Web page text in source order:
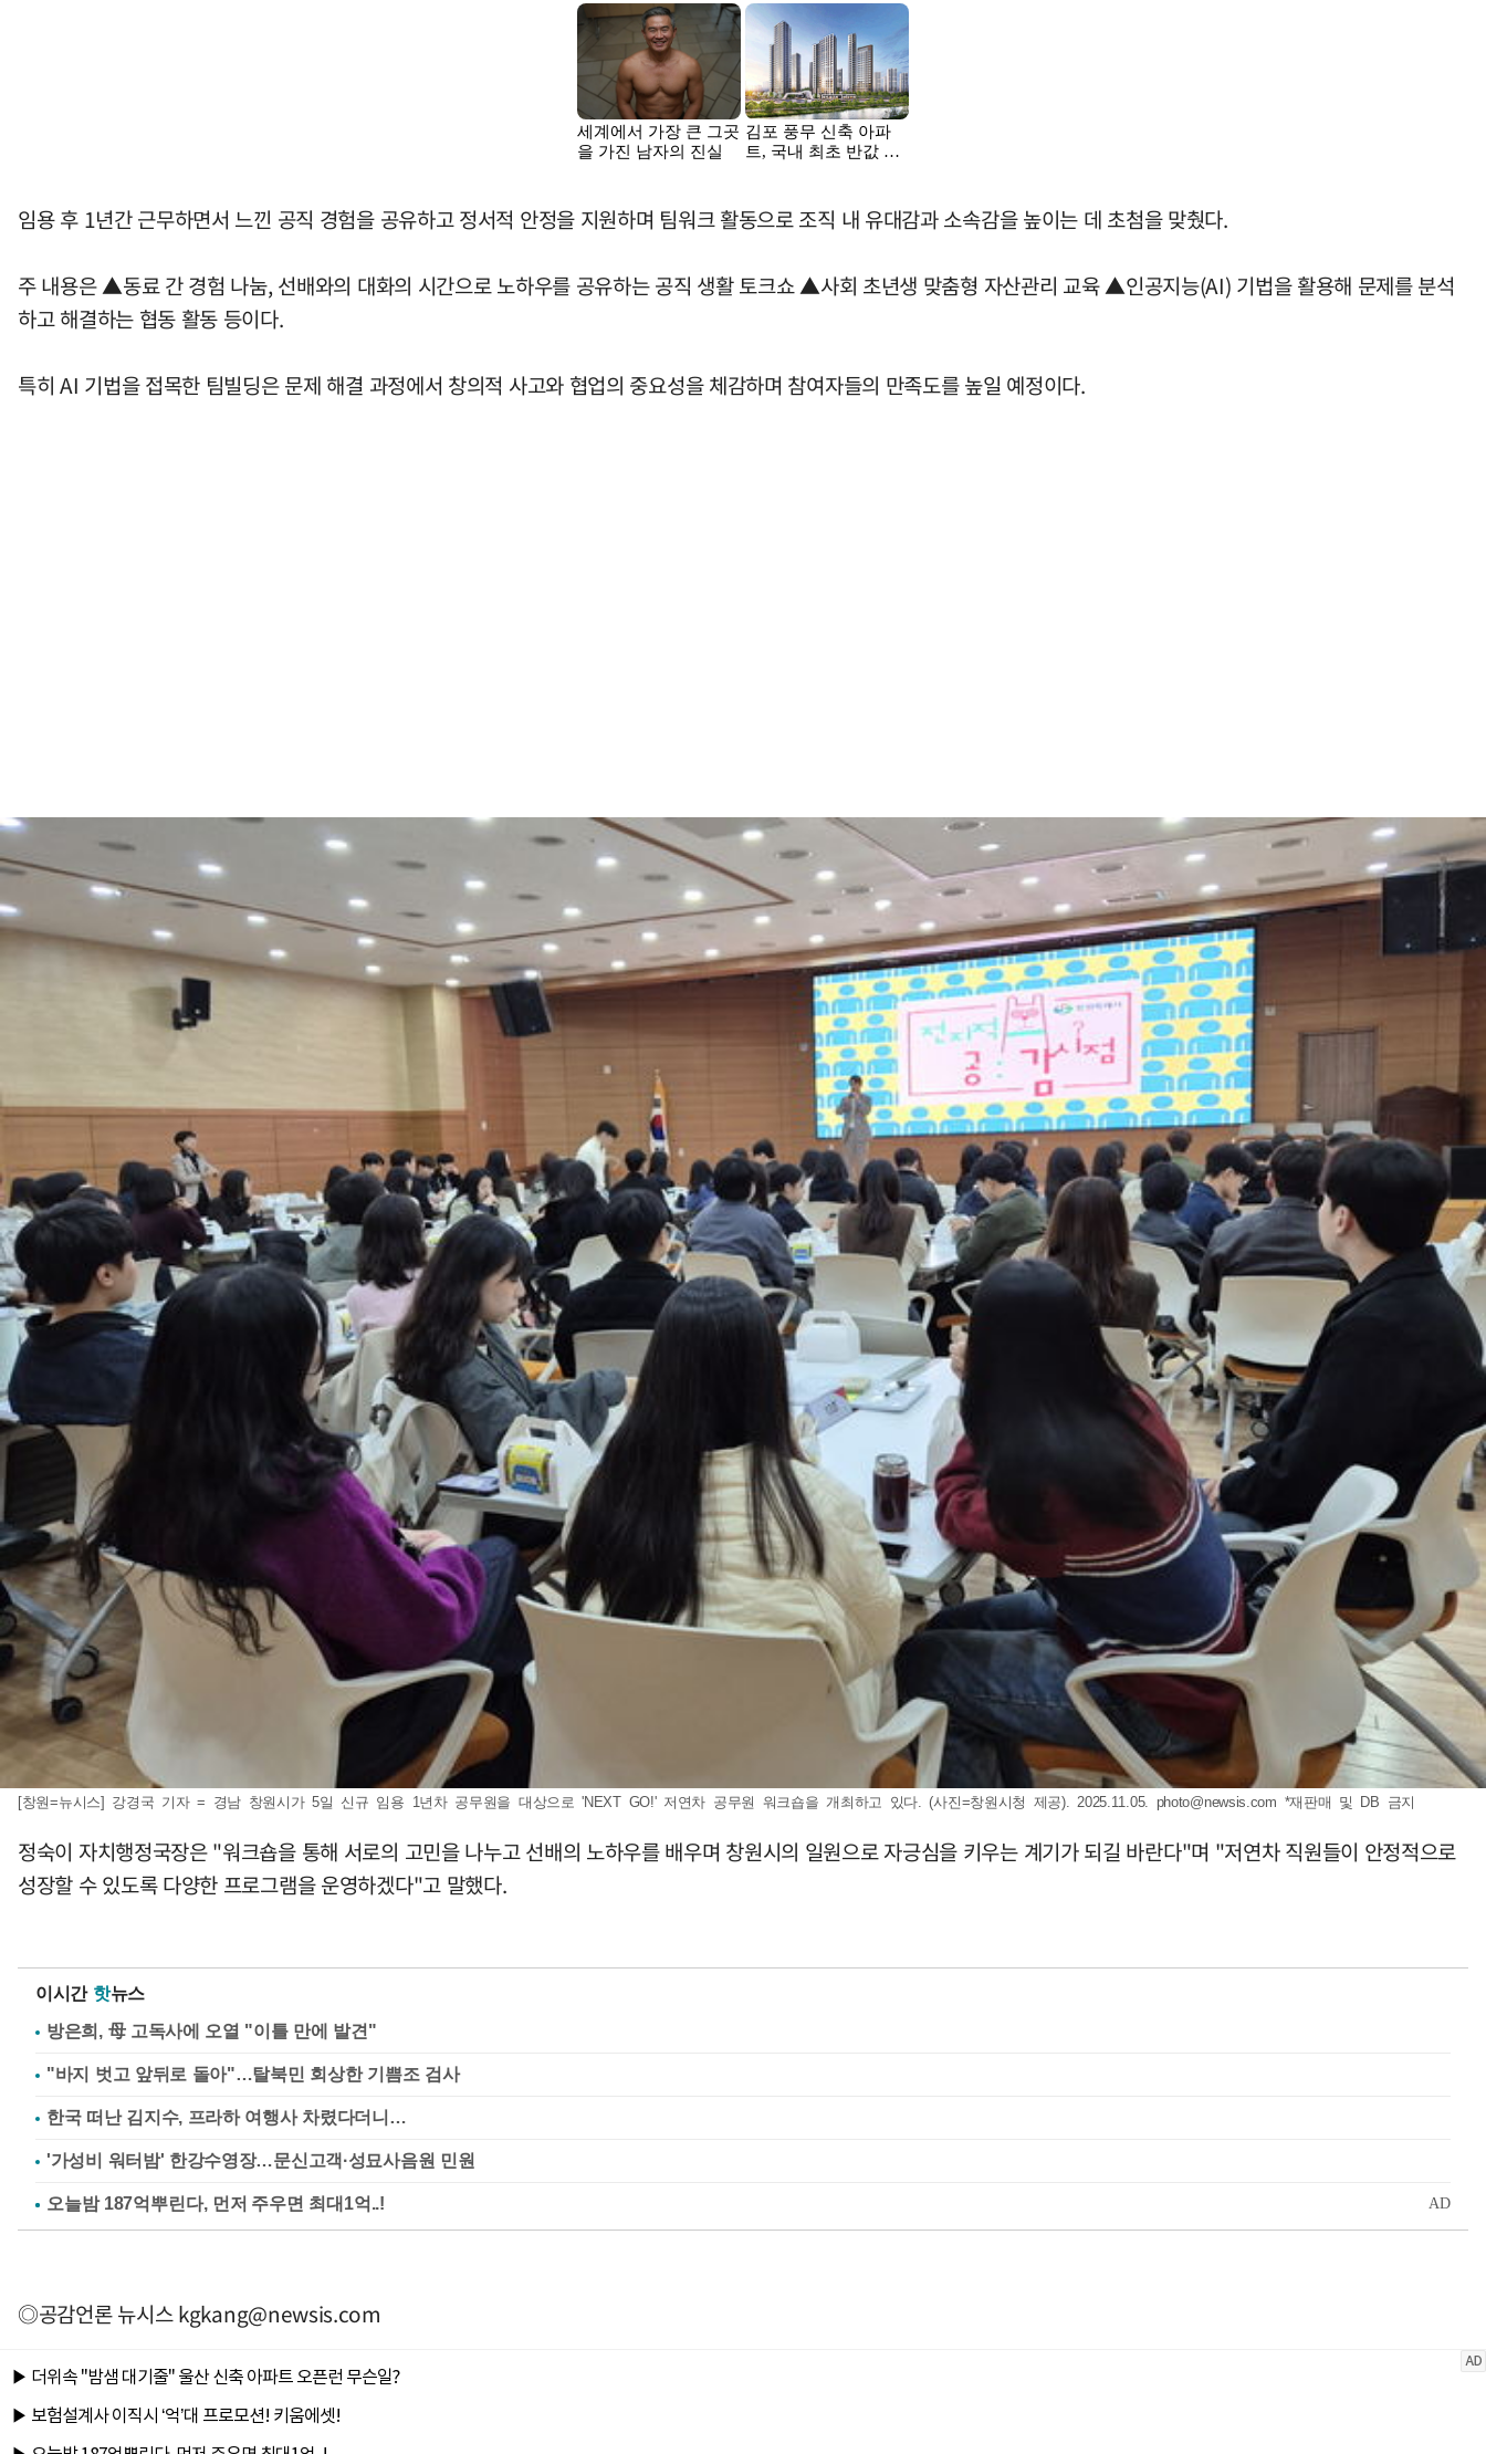
임용 후 1년간 근무하면서 느낀 공직 경험을 공유하고 정서적 안정을 지원하며 팀워크 활동으로 조직 내 유대감과 소속감을 높이는 데 초첨을 맞췄다.
주 내용은 ▲동료 간 경험 나눔, 선배와의 대화의 시간으로 노하우를 공유하는 공직 생활 토크쇼 ▲사회 초년생 맞춤형 자산관리 교육 ▲인공지능(AI) 기법을 활용해 문제를 분석
하고 해결하는 협동 활동 등이다.
특히 AI 기법을 접목한 팀빌딩은 문제 해결 과정에서 창의적 사고와 협업의 중요성을 체감하며 참여자들의 만족도를 높일 예정이다.
[창원=뉴시스] 강경국 기자 = 경남 창원시가 5일 신규 임용 1년차 공무원을 대상으로 'NEXT GO!' 저연차 공무원 워크숍을 개최하고 있다. (사진=창원시청 제공). 2025.11.05. photo@newsis.com *재판매 및 DB 금지
정숙이 자치행정국장은 "워크숍을 통해 서로의 고민을 나누고 선배의 노하우를 배우며 창원시의 일원으로 자긍심을 키우는 계기가 되길 바란다"며 "저연차 직원들이 안정적으로
성장할 수 있도록 다양한 프로그램을 운영하겠다"고 말했다.
이시간 핫뉴스
방은희, 母 고독사에 오열 "이틀 만에 발견"
"바지 벗고 앞뒤로 돌아"…탈북민 회상한 기쁨조 검사
한국 떠난 김지수, 프라하 여행사 차렸다더니…
'가성비 워터밤' 한강수영장…문신고객·성묘사음원 민원
◎공감언론 뉴시스kgkang@newsis.com